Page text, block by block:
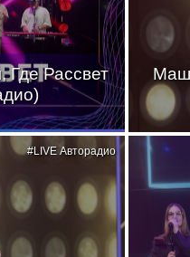
Где Рассвет
#LIVE Авторадио